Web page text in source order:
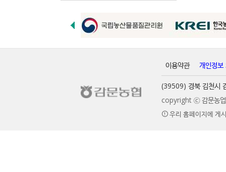
이용약관 개인정보
(39509) 경북 김천시
copyright ⓒ 감문농업
우리 홈페이지에 게